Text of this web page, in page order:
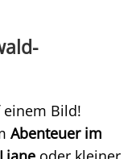
einem Bild!
Abenteuer im